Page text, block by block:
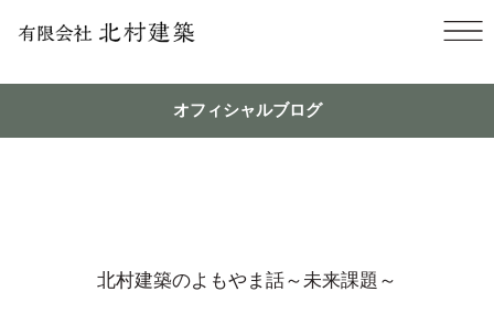
オフィシャルブログ
北村建築のよもやま話～未来課題～